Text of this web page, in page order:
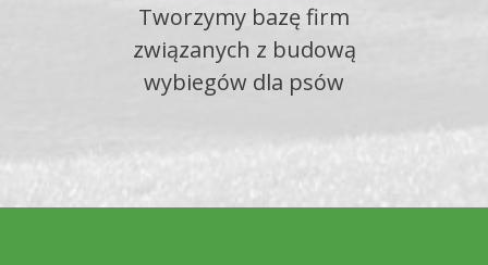
Tworzymy bazę firm
związanych z budową
wybiegów dla psów